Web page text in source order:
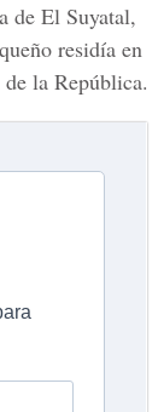
de El Suyatal,
residía en
la República.